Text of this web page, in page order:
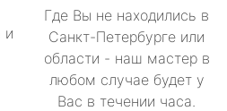
и
Где Вы не находились в
Санкт-Петербурге или
области - наш мастер в
любом случае будет у
Вас в течении часа.